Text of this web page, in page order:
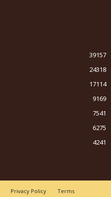
39157
24318
17114
9169
7541
6275
4241
Privacy Policy Terms